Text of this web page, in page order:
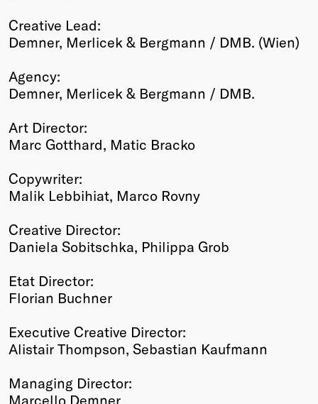
Creative Lead:
Demner, Merlicek & Bergmann / DMB. (Wien)
Agency:
Demner, Merlicek & Bergmann / DMB.
Art Director:
Marc Gotthard, Matic Bracko
Copywriter:
Malik Lebbihiat, Marco Rovny
Creative Director:
Daniela Sobitschka, Philippa Grob
Etat Director:
Florian Buchner
Executive Creative Director:
Alistair Thompson, Sebastian Kaufmann
Managing Director:
Marcello Demner